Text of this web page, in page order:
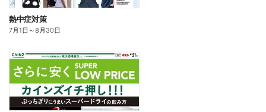
熱中症対策
7月1日 ～8月30日